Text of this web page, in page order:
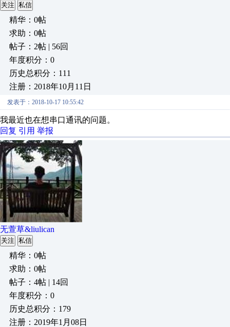
关注 私信
精华：0帖
求助：0帖
帖子：2帖 | 56回
年度积分：0
历史总积分：111
注册：2018年10月11日
发表于：2018-10-17 10:55:42
我最近也在想串口通讯的问题。
回复 引用 举报
无萱草&liulican
关注 私信
精华：0帖
求助：0帖
帖子：4帖 | 14回
年度积分：0
历史总积分：179
注册：2019年1月08日